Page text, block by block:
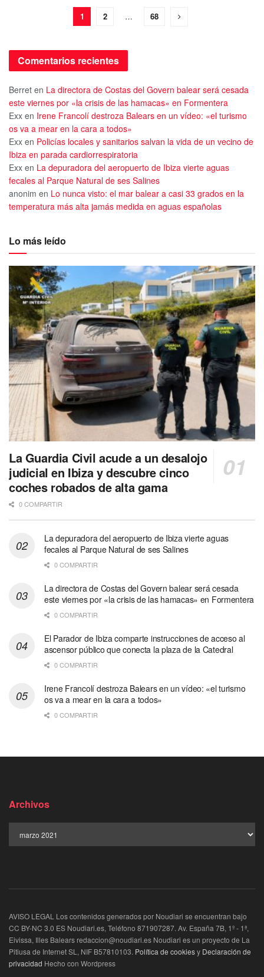
1 2 … 68
Comentarios recientes
Berret en La directora de Costas del Govern balear será cesada
este viernes por «la crisis de las hamacas» en Formentera
Exx en Irene Francolí destroza Balears en un vídeo: «el turismo
os va a mear en la cara a todos»
Exx en Policías locales y sanitarios salvan la vida de un vecino de
Ibiza en parada cardiorrespiratoria
Exx en La depuradora del aeropuerto de Ibiza vierte aguas
fecales al Parque Natural de ses Salines
anonim en Lo nunca visto: el mar balear a casi 33 grados en la
temperatura más alta jamás medida en aguas españolas
Lo más leído
La Guardia Civil acude a un desalojo
judicial en Ibiza y descubre cinco
coches robados de alta gama
0 COMPARTIR
La depuradora del aeropuerto de Ibiza vierte aguas
fecales al Parque Natural de ses Salines
0 COMPARTIR
La directora de Costas del Govern balear será cesada
este viernes por «la crisis de las hamacas» en Formentera
0 COMPARTIR
El Parador de Ibiza comparte instrucciones de acceso al
ascensor público que conecta la plaza de la Catedral
0 COMPARTIR
Irene Francolí destroza Balears en un vídeo: «el turismo
os va a mear en la cara a todos»
0 COMPARTIR
Archivos
AVISO LEGAL Los contenidos generados por Noudiari se encuentran bajo
CC BY-NC 3.0 ES Noudiari.es, Teléfono 871907287. Av. España 7B, 1º - 1ª,
Eivissa, Illes Balears redaccion@noudiari.es Noudiari es un proyecto de La
Pitiusa de Internet SL, NIF B57810103. Política de cookiesy Declaración de
privacidad Hecho con Wordpress